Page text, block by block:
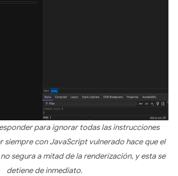
para ignorar todas las instrucciones
siempre con JavaScript vulnerado hace que el
segura a mitad de la renderización, y esta se
detiene de inmediato.